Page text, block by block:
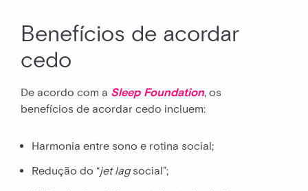
Benefícios de acordar
cedo
De acordo com a Sleep Foundation, os
benefícios de acordar cedo incluem:
Harmonia entre sono e rotina social;
Redução do “jet lagsocial”;